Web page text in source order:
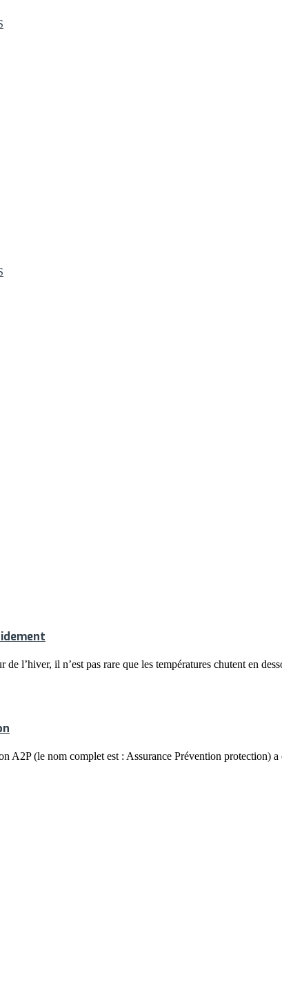
l’hiver, il n’est pas rare que les températures chutent en
(le nom complet est : Assurance Prévention protection)